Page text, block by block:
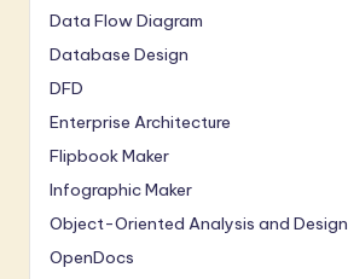
Data Flow Diagram
Database Design
DFD
Enterprise Architecture
Flipbook Maker
Infographic Maker
Object-Oriented Analysis and Design
OpenDocs